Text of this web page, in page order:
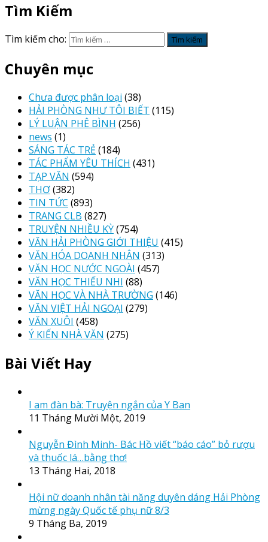
Tìm Kiếm
Tìm kiếm cho:
Chuyên mục
Chưa được phân loại (38)
HẢI PHÒNG NHƯ TÔI BIẾT (115)
LÝ LUẬN PHÊ BÌNH (256)
news (1)
SÁNG TÁC TRẺ (184)
TÁC PHẨM YÊU THÍCH (431)
TẠP VĂN (594)
THƠ(382)
TIN TỨC (893)
TRANG CLB (827)
TRUYỆN NHIỀU KỲ(754)
VĂN HẢI PHÒNG GIỚI THIỆU (415)
VĂN HÓA DOANH NHÂN (313)
VĂN HỌC NƯỚC NGOÀI (457)
VĂN HỌC THIẾU NHI (88)
VĂN HỌC VÀ NHÀ TRƯỜNG (146)
VĂN VIỆT HẢI NGOẠI (279)
VĂN XUÔI (458)
Ý KIẾN NHÀ VĂN (275)
Bài Viết Hay
I am đàn bà: Truyện ngắn của Y Ban
11 Tháng Mười Một, 2019
Nguyễn Đình Minh- Bác Hồ viết “báo cáo” bỏ rượu
và thuốc lá…bằng thơ!
13 Tháng Hai, 2018
Hội nữ doanh nhân tài năng duyên dáng Hải Phòng
mừng ngày Quốc tế phụ nữ 8/3
9 Tháng Ba, 2019